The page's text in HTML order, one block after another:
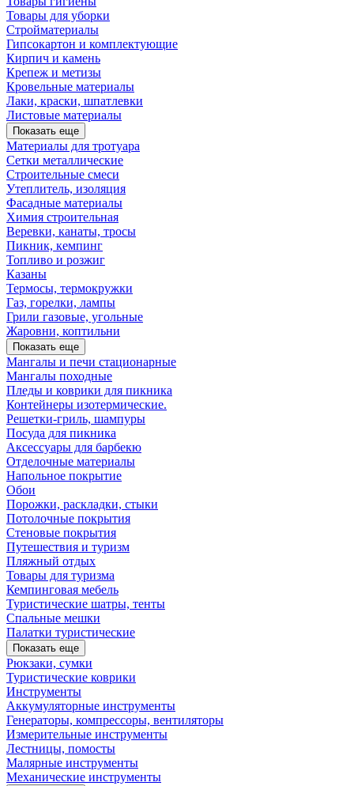
Товары для уборки
Стройматериалы
Гипсокартон и комплектующие
Кирпич и камень
Крепеж и метизы
Кровельные материалы
Лаки, краски, шпатлевки
Листовые материалы
Показать еще
Материалы для тротуара
Сетки металлические
Строительные смеси
Утеплитель, изоляция
Фасадные материалы
Химия строительная
Веревки, канаты, тросы
Пикник, кемпинг
Топливо и розжиг
Казаны
Термосы, термокружки
Газ, горелки, лампы
Грили газовые, угольные
Жаровни, коптильни
Показать еще
Мангалы и печи стационарные
Мангалы походные
Пледы и коврики для пикника
Контейнеры изотермические.
Решетки-гриль, шампуры
Посуда для пикника
Аксессуары для барбекю
Отделочные материалы
Напольное покрытие
Обои
Порожки, раскладки, стыки
Потолочные покрытия
Стеновые покрытия
Путешествия и туризм
Пляжный отдых
Товары для туризма
Кемпинговая мебель
Туристические шатры, тенты
Спальные мешки
Палатки туристические
Показать еще
Рюкзаки, сумки
Туристические коврики
Инструменты
Аккумуляторные инструменты
Генераторы, компрессоры, вентиляторы
Измерительные инструменты
Лестницы, помосты
Малярные инструменты
Механические инструменты